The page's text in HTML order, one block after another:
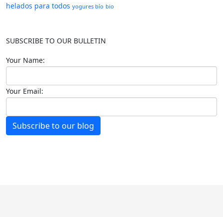
helados para todos yogures bío bio
SUBSCRIBE TO OUR BULLETIN
Your Name:
Your Email:
Subscribe to our blog